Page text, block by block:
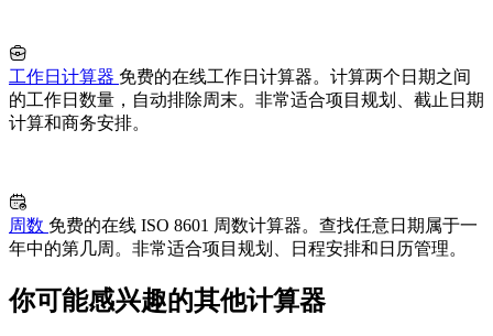
工作日计算器 免费的在线工作日计算器。计算两个日期之间
的工作日数量，自动排除周末。非常适合项目规划、截止日期
计算和商务安排。
周数 免费的在线 ISO 8601 周数计算器。查找任意日期属于一
年中的第几周。非常适合项目规划、日程安排和日历管理。
你可能感兴趣的其他计算器